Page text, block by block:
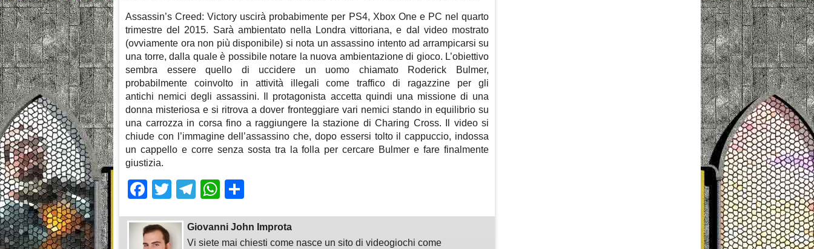
Assassin’s Creed: Victory uscirà probabimente per PS4, Xbox One e PC nel quarto
trimestre del 2015. Sarà ambientato nella Londra vittoriana, e dal video mostrato
(ovviamente ora non più disponibile) si nota un assassino intento ad arrampicarsi su
una torre, dalla quale è possibile notare la nuova ambientazione di gioco. L’obiettivo
sembra essere quello di uccidere un uomo chiamato Roderick Bulmer,
probabilmente coinvolto in attività illegali come traffico di ragazzine per gli
antichi nemici degli assassini. Il protagonista accetta quindi una missione di una
donna misteriosa e si ritrova a dover fronteggiare vari nemici stando in equilibrio su
una carrozza in corsa fino a raggiungere la stazione di Charing Cross. Il video si
chiude con l’immagine dell’assassino che, dopo essersi tolto il cappuccio, indossa
un cappello e corre senza sosta tra la folla per cercare Bulmer e fare finalmente
giustizia.
Facebook
TwitterTelegram
WhatsApp
Giovanni John Improta
Vi siete mai chiesti come nasce un sito di videogiochi come